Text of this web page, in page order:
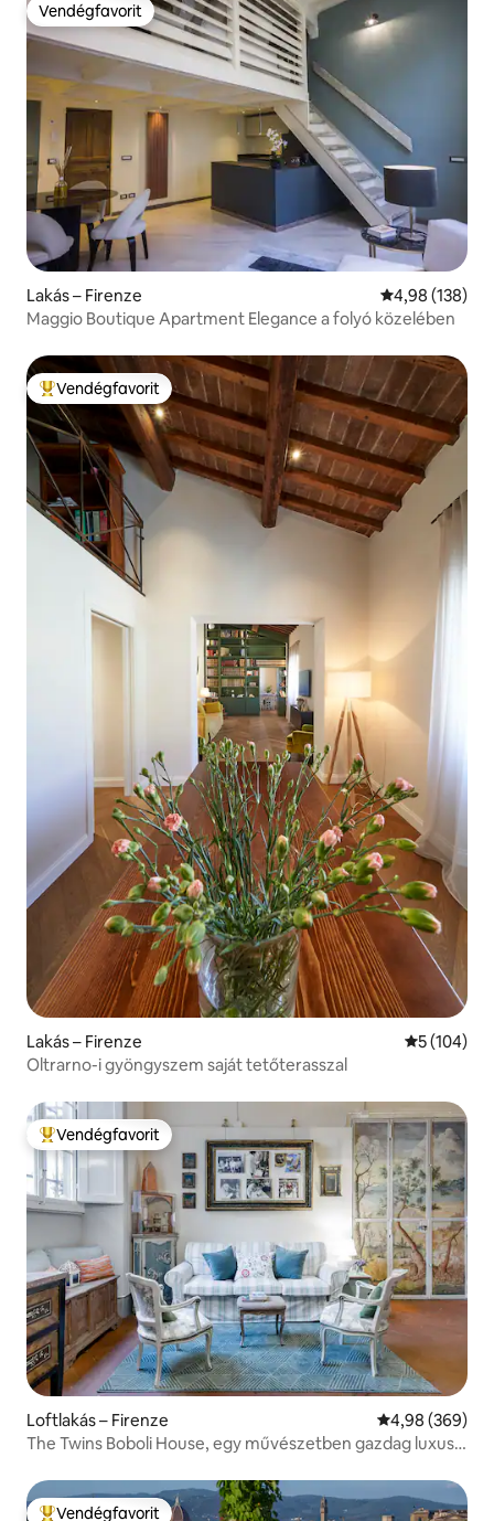
Vendégfavorit
Vendégfavorit
Lakás – Firenze Átlagos
4,98 (138)
Maggio Boutique Apartment Elegance a folyó közelében
Kiemelt vendégfavorit
Vendégfavorit
Lakás – Firenze Átlagos
5 (104)
Oltrarno-i gyöngyszem saját tetőterasszal
Kiemelt vendégfavorit
Vendégfavorit
Loftlakás – Firenze Átlagos
4,98 (369)
The Twins Boboli House, egy művészetben gazdag luxus
Vendégfavorit